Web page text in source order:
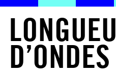
LONGUEU
D’ONDES